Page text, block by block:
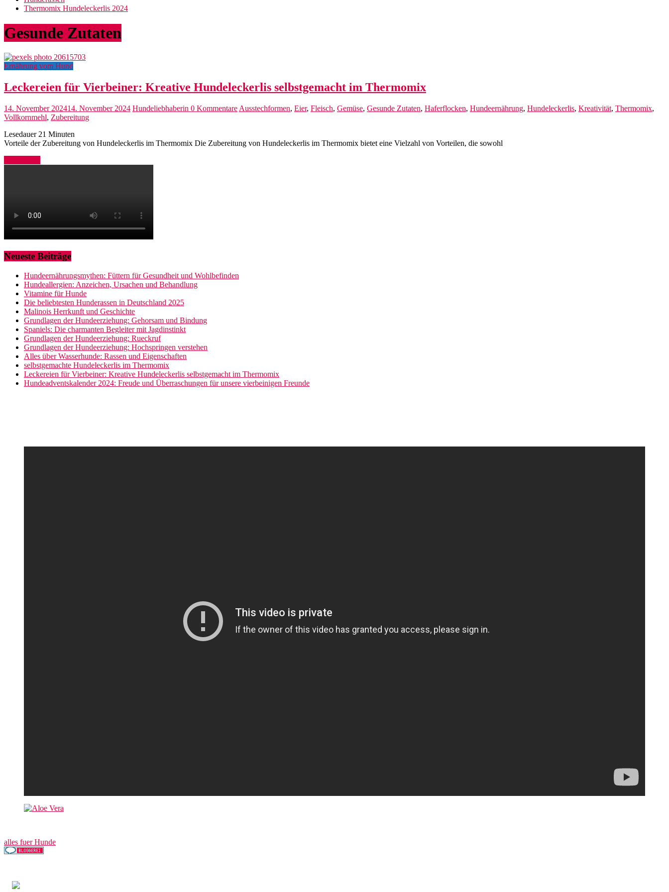
Thermomix Hundeleckerlis 2024
Gesunde Zutaten
Ernährung vom Hund
Leckereien für Vierbeiner: Kreative Hundeleckerlis selbstgemacht im Thermomix
14. November 202414. November 2024 Hundeliebhaberin 0 Kommentare Ausstechformen, Eier, Fleisch, Gemüse, Gesunde Zutaten, Haferflocken, Hundeernährung, Hundeleckerlis, Kreativität, Thermomix,
Vollkornmehl, Zubereitung
Lesedauer 21 Minuten
Vorteile der Zubereitung von Hundeleckerlis im Thermomix Die Zubereitung von Hundeleckerlis im Thermomix bietet eine Vielzahl von Vorteilen, die sowohl
Neueste Beiträge
Hundeernährungsmythen: Füttern für Gesundheit und Wohlbefinden
Hundeallergien: Anzeichen, Ursachen und Behandlung
Vitamine für Hunde
Die beliebtesten Hunderassen in Deutschland 2025
Malinois Herrkunft und Geschichte
Grundlagen der Hundeerziehung: Gehorsam und Bindung
Spaniels: Die charmanten Begleiter mit Jagdinstinkt
Grundlagen der Hundeerziehung: Rueckruf
Grundlagen der Hundeerziehung: Hochspringen verstehen
Alles über Wasserhunde: Rassen und Eigenschaften
selbstgemachte Hundeleckerlis im Thermomix
Leckereien für Vierbeiner: Kreative Hundeleckerlis selbstgemacht im Thermomix
Hundeadventskalender 2024: Freude und Überraschungen für unsere vierbeinigen Freunde
alles fuer Hunde